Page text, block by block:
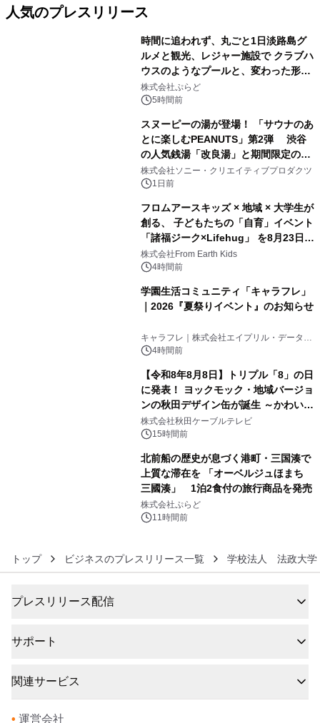
人気のプレスリリース
時間に追われず、丸ごと1日淡路島グ
ルメと観光、レジャー施設で クラブハ
ウスのようなプールと、変わった形の
サウナも 「THE BOXY AWAJI」のお
得な素泊まり連泊プランで
株式会社ぷらど
5時間前
スヌーピーの湯が登場！ 「サウナのあ
とに楽しむPEANUTS」第2弾 渋谷
の人気銭湯「改良湯」と期間限定のコ
ラボレーション サウナイキタイコラ
ボグッズも発売決定！
株式会社ソニー・クリエイティブプロダクツ
1日前
フロムアースキッズ × 地域 × 大学生が
創る、 子どもたちの「自育」イベント
「諸福ジーク×Lifehug」 を8月23日
(日)開催
株式会社From Earth Kids
4時間前
学園生活コミュニティ「キャラフレ」
｜2026『夏祭りイベント』のお知らせ
キャラフレ｜株式会社エイプリル・データ・
デザインズ
4時間前
【令和8年8月8日】トリプル「8」の日
に発表！ ヨックモック・地域バージョ
ンの秋田デザイン缶が誕生 ～かわいい
秋田犬の子犬と秋田の四季と名所を巡
るパッケージ～ 9月1日(火)秋田県内で
株式会社秋田ケーブルテレビ
15時間前
北前船の歴史が息づく港町・三国湊で
上質な滞在を 「オーベルジュほまち
三國湊」 1泊2食付の旅行商品を発売
株式会社ぷらど
11時間前
トップ ビジネスのプレスリリース一覧 学校法人 法政大学
プレスリリース配信
サポート
関連サービス
• 運営会社